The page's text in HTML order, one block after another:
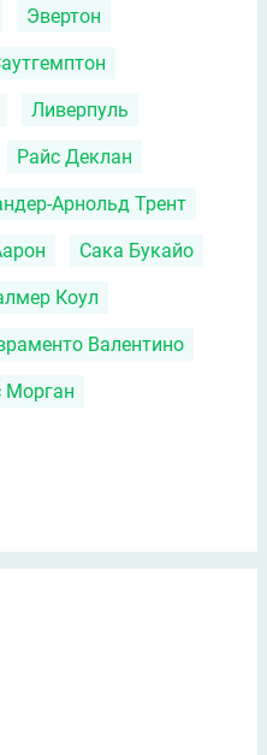
Эвертон
Ливерпуль
Райс Деклан
Арнольд Трент
Сака Букайо
Коул
Валентино
Морган